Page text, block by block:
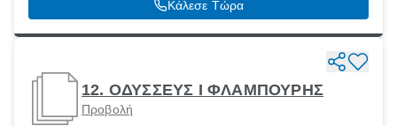
Κάλεσε Τώρα
12. ΟΔΥΣΣΕΥΣ Ι ΦΛΑΜΠΟΥΡΗΣ
Προβολή